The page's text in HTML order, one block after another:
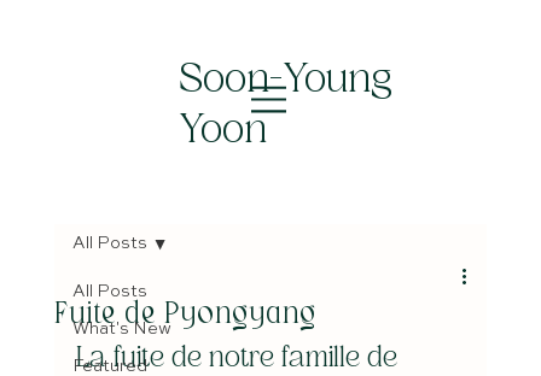
Soon-Young
Yoon
All Posts
What's New
Featured
All Posts
Fuite de Pyongyang
La fuite de notre famille de